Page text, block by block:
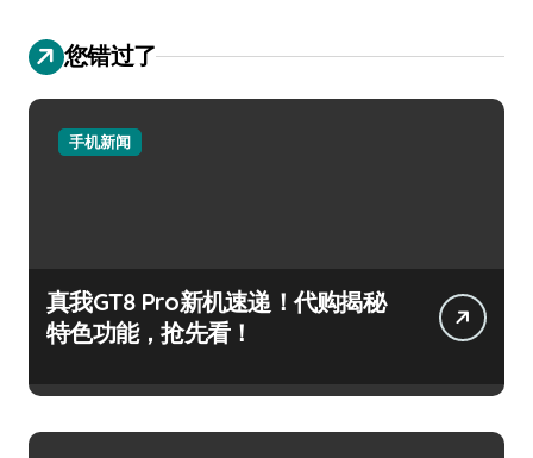
您错过了
手机新闻
真我GT8 Pro新机速递！代购揭秘
特色功能，抢先看！